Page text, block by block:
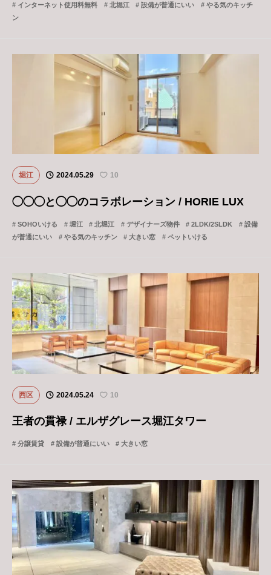
インターネット使用料無料 北堀江 設備が普通にいい
やる気のキッチ
ン
堀江 2024.05.29 10
◯◯◯と◯◯のコラボレーション / HORIE LUX
SOHOいける 堀江 北堀江 デザイナーズ物件 2LDK/2SLDK
設備
が普通にいい
やる気のキッチン 大きい窓 ペットいける
西区 2024.05.24 10
王者の貫禄 / エルザグレース堀江タワー
分譲賃貸 設備が普通にいい 大きい窓